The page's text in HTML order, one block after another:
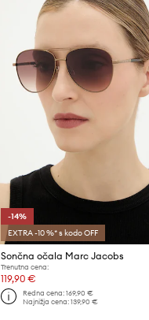
-14%
EXTRA -10 %* s kodo OFF
Sončna očala Marc Jacobs
Trenutna cena:
119,90 €
Redna cena: 169,90 €
Najnižja cena: 139,90 €